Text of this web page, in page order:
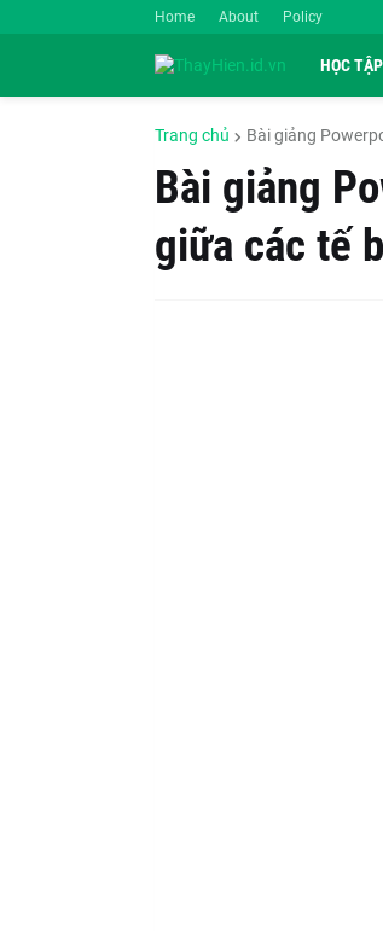
Home About Policy
HỌC TẬP
Trang chủ Bài giảng
Bài giảng
giữa các tế